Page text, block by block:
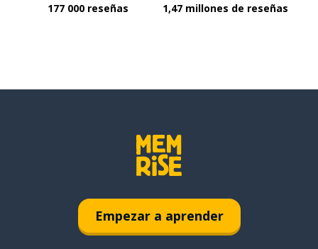
177 000 reseñas 1,47 millones de reseñas
Empezar a aprender